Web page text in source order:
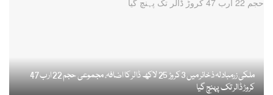
ملکی زرمبادلہ ذخائر میں 3 کروڑ 25 لاکھ ڈالر کا اضافہ، مجموعی حجم 22 ارب 47
کروڑ ڈالر تک پہنچ گیا